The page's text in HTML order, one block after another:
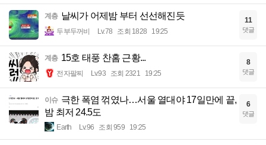
계층 날씨가 어제밤 부터 선선해진듯
두부두꺼비 Lv.78 조회 1828 19:25
11
댓글
계층 15호 태풍 찬홈 근황...
전자팔찌 Lv.93 조회 2321 19:25
8
댓글
이슈 극한 폭염 꺾였나…서울 열대야 17일만에 끝,
밤 최저 24.5도
Earth Lv.96 조회 959 19:25
6
댓글